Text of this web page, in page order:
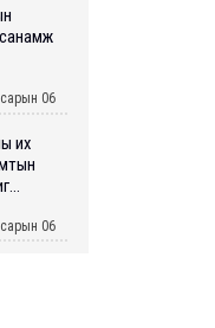
06
их
06